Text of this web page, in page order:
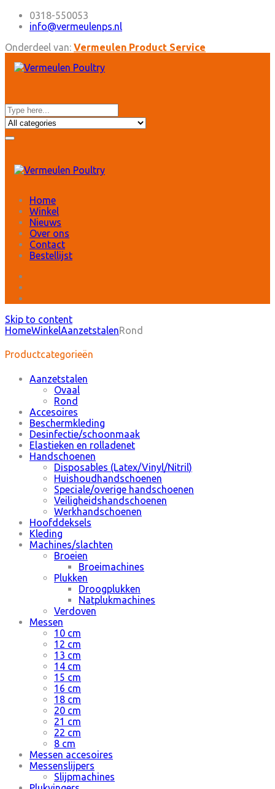
0318-550053
info@vermeulenps.nl
Onderdeel van: Vermeulen Product Service
Home
Winkel
Nieuws
Over ons
Contact
Bestellijst
Skip to content
HomeWinkelAanzetstalenRond
Productcategorieën
Aanzetstalen
Ovaal
Rond
Accesoires
Beschermkleding
Desinfectie/schoonmaak
Elastieken en rolladenet
Handschoenen
Disposables (Latex/Vinyl/Nitril)
Huishoudhandschoenen
Speciale/overige handschoenen
Veiligheidshandschoenen
Werkhandschoenen
Hoofddeksels
Kleding
Machines/slachten
Broeien
Broeimachines
Plukken
Droogplukken
Natplukmachines
Verdoven
Messen
10 cm
12 cm
13 cm
14 cm
15 cm
16 cm
18 cm
20 cm
21 cm
22 cm
8 cm
Messen accesoires
Messenslijpers
Slijpmachines